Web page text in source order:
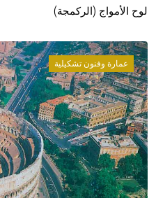
لوح الأمواج (الركمجة)
عمارة وفنون تشكيلية